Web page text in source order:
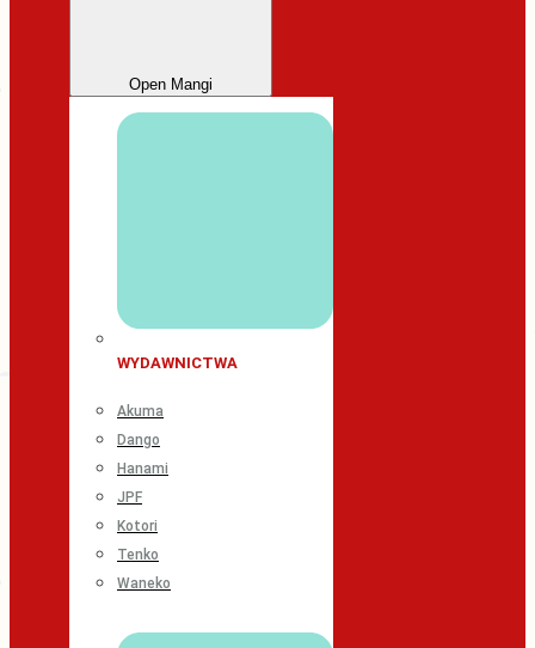
Open Mangi
WYDAWNICTWA
Akuma
Dango
Hanami
JPF
Kotori
Tenko
Waneko